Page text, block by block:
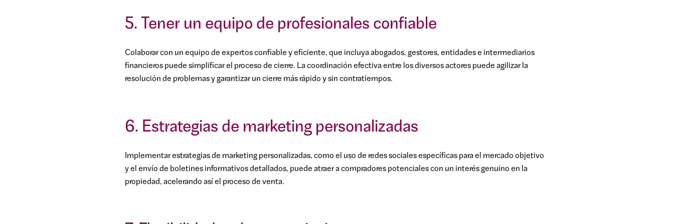
5. Tener un equipo de profesionales confiable
Colaborar con un equipo de expertos confiable y eficiente, que incluya abogados, gestores, entidades e intermediarios
financieros puede simplificar el proceso de cierre. La coordinación efectiva entre los diversos actores puede agilizar la
resolución de problemas y garantizar un cierre más rápido y sin contratiempos.
6. Estrategias de marketing personalizadas
Implementar estrategias de marketing personalizadas, como el uso de redes sociales específicas para el mercado objetivo
y el envío de boletines informativos detallados, puede atraer a compradores potenciales con un interés genuino en la
propiedad, acelerando así el proceso de venta.